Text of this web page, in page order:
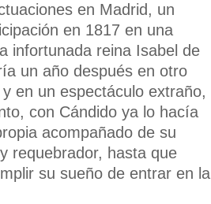
en Madrid, un
en 1817 en una
infortunada reina Isabel de
un año después en otro
en un espectáculo extraño,
con Cándido ya lo hacía
acompañado de su
requebrador, hasta que
su sueño de entrar en la